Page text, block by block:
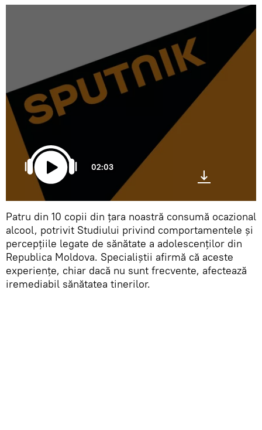
02:03
Patru din 10 copii din țara noastră consumă ocazional
alcool, potrivit Studiului privind comportamentele și
percepțiile legate de sănătate a adolescenților din
Republica Moldova. Specialiștii afirmă că aceste
experiențe, chiar dacă nu sunt frecvente, afectează
iremediabil sănătatea tinerilor.